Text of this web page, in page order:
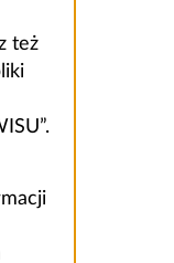
też